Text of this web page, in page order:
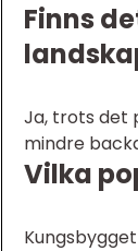
Finns
Ja, trots det
mindre
Vilka